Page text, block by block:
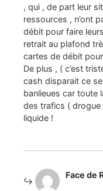
, qui , de part leur
ressources , n’ont
débit pour faire
retrait au plafond
cartes de débit
De plus , ( c’est
cash disparait ce
banlieues car toute
des trafics ( drogue
liquide !
Face de